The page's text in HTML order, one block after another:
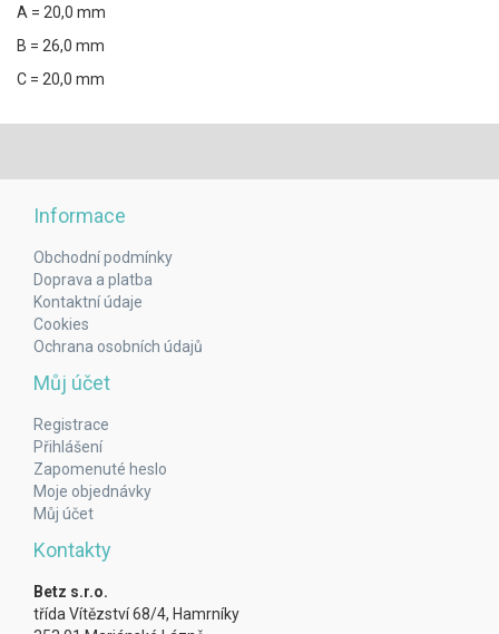
A = 20,0 mm
B = 26,0 mm
C = 20,0 mm
Informace
Obchodní podmínky
Doprava a platba
Kontaktní údaje
Cookies
Ochrana osobních údajů
Můj účet
Registrace
Přihlášení
Zapomenuté heslo
Moje objednávky
Můj účet
Kontakty
Betz s.r.o.
třída Vítězství 68/4, Hamrníky